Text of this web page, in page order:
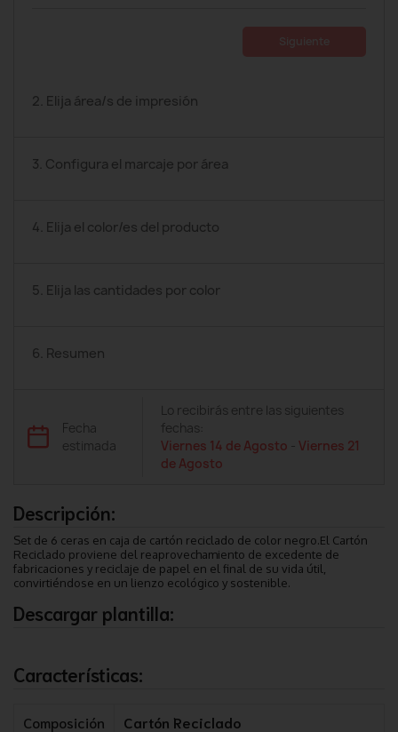
2. Elija área/s de impresión
3. Configura el marcaje por área
4. Elija el color/es del producto
5. Elija las cantidades por color
6. Resumen
Fecha
estimada
Lo recibirás entre las siguientes
fechas:
Viernes 14 de Agosto -Viernes 21
de Agosto
Descripción:
Set de 6 ceras en caja de cartón reciclado de color negro.El Cartón
Reciclado proviene del reaprovechamiento de excedente de
fabricaciones y reciclaje de papel en el final de su vida útil,
convirtiéndose en un lienzo ecológico y sostenible.
Descargar plantilla:
Características:
Composición
Cartón Reciclado